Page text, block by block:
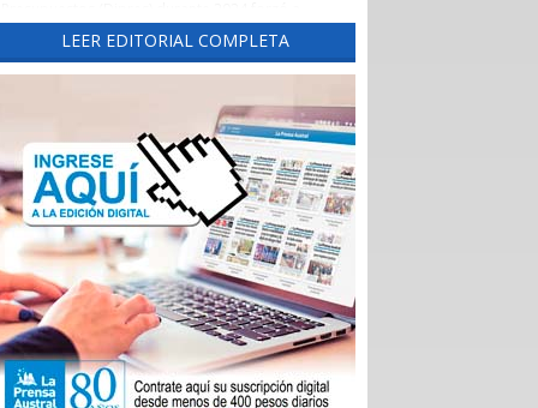
someter nuevamente los fondos a votación en
2025 ante un Core renovado por las elecciones.
Tras un rechazo inicial y su posterior
empantanado en una interminable maraña de
objeciones y revisiones de la Contraloría General
de la República.
Suelen verse estos roces entre ministerios,
gobernaciones y la Contraloría como lejanas
batallas leguleyas que solo interesan a la clase
política. Sin embargo, en una región como
Magallanes, la parálisis de los recursos públicos
tiene una traslación directa a la economía regional.
El plan de Corfo estaba diseñado para atender a
un universo de 1.485 empresas y emprendedores
locales que tributan en primera categoría. Cada
uno de estos proyectos representaba una fuente
de empleo directo o una cadena de
LEER EDITORIAL COMPLETA